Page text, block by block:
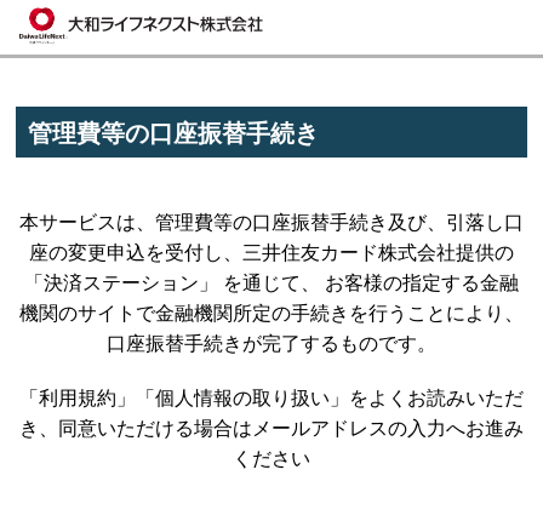
管理費等の口座振替手続き
本サービスは、管理費等の口座振替手続き及び、引落し口
座の変更申込を受付し、三井住友カード株式会社提供の
「決済ステーション」 を通じて、 お客様の指定する金融
機関のサイトで金融機関所定の手続きを行うことにより、
口座振替手続きが完了するものです。
「利用規約」「個人情報の取り扱い」をよくお読みいただ
き、同意いただける場合はメールアドレスの入力へお進み
ください